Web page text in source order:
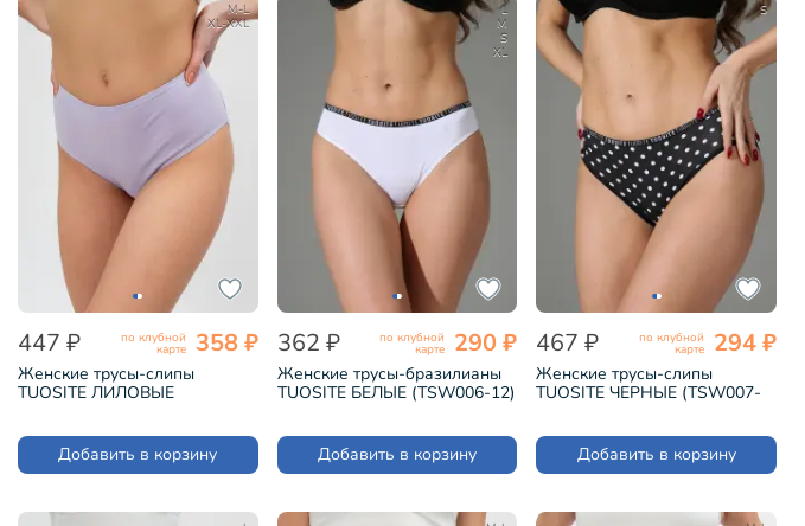
M-L
XL-XXL
447 ₽ по клубной
карте 358 ₽
Женские трусы-слипы
TUOSITE ЛИЛОВЫЕ
Добавить в корзину
L
M
S
XL
362 ₽ по клубной
карте 290 ₽
Женские трусы-бразилианы
TUOSITE БЕЛЫЕ (TSW006-12)
Добавить в корзину
S
467 ₽ по клубной
карте 294 ₽
Женские трусы-слипы
TUOSITE ЧЕРНЫЕ (TSW007-
Добавить в корзину